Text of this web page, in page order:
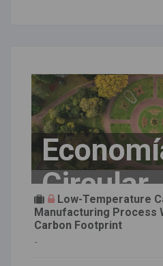
Circular
Low-Temperature
Manufacturing Process
Carbon Footprint
-